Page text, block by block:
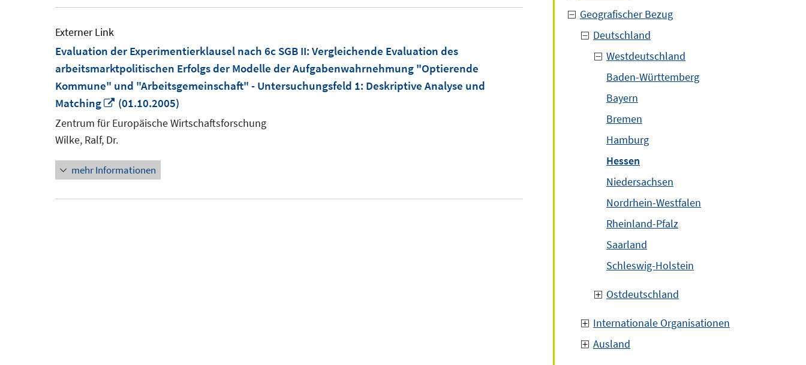
Externer Link
Evaluation der Experimentierklausel nach 6c SGB II: Vergleichende Evaluation des
arbeitsmarktpolitischen Erfolgs der Modelle der Aufgabenwahrnehmung "Optierende
Kommune" und "Arbeitsgemeinschaft" - Untersuchungsfeld 1: Deskriptive Analyse und
Matching
In
neuem
Fenster
(01.10.2005)
Zentrum für Europäische Wirtschaftsforschung
Wilke, Ralf, Dr.
mehr Informationen
Geografischer Bezug
Deutschland
Westdeutschland
Baden-Württemberg
Bayern
Bremen
Hamburg
Hessen
Niedersachsen
Nordrhein-Westfalen
Rheinland-Pfalz
Saarland
Schleswig-Holstein
Ostdeutschland
Internationale Organisationen
Ausland